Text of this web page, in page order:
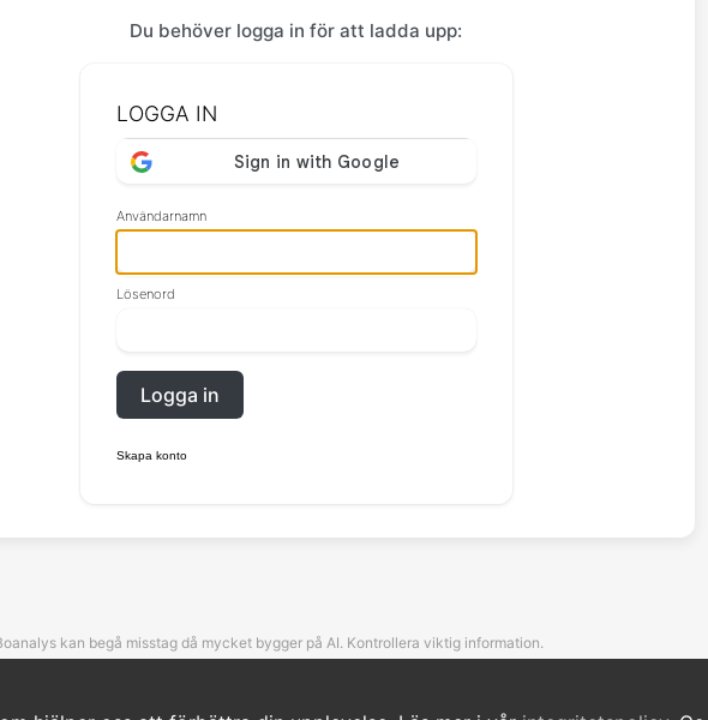
Du behöver logga in för att ladda upp:
LOGGA IN
Användarnamn
Lösenord
Logga in
Skapa konto
kan begå misstag då mycket bygger på AI. Kontrollera viktig information.